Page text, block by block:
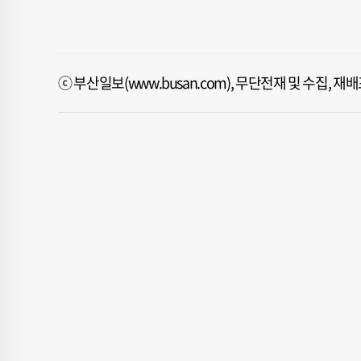
ⓒ 부산일보(www.busan.com), 무단전재 및 수집, 재